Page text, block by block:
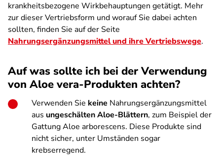
krankheitsbezogene Wirkbehauptungen getätigt. Mehr
zur dieser Vertriebsform und worauf Sie dabei achten
sollten, finden Sie auf der Seite
Nahrungsergänzungsmittel und ihre Vertriebswege.
Auf was sollte ich bei der Verwendung
von Aloe vera-Produkten achten?
Verwenden Sie keine Nahrungsergänzungsmittel
aus ungeschälten Aloe-Blättern, zum Beispiel der
Gattung Aloe arborescens. Diese Produkte sind
nicht sicher, unter Umständen sogar
krebserregend.